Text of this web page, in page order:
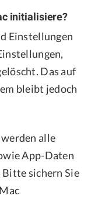
initialisiere?
Einstellungen
Das auf
bleibt jedoch
alle
App-Daten
sichern Sie